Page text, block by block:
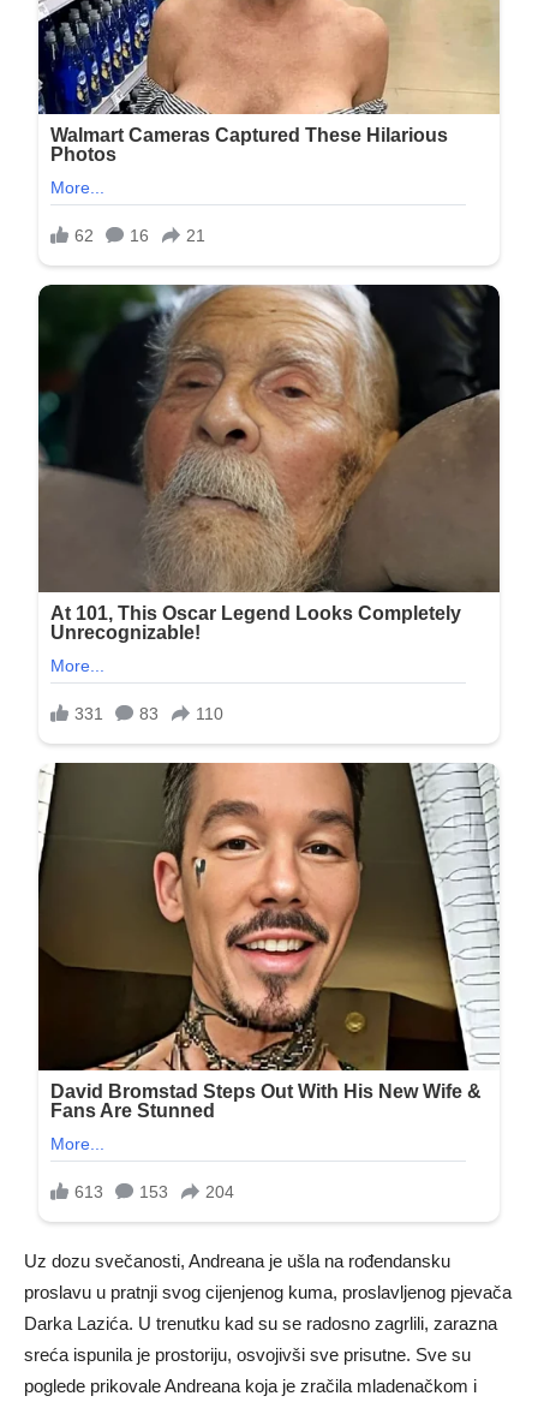
Uz dozu svečanosti, Andreana je ušla na rođendansku
proslavu u pratnji svog cijenjenog kuma, proslavljenog pjevača
Darka Lazića. U trenutku kad su se radosno zagrlili, zarazna
sreća ispunila je prostoriju, osvojivši sve prisutne. Sve su
poglede prikovale Andreana koja je zračila mladenačkom i